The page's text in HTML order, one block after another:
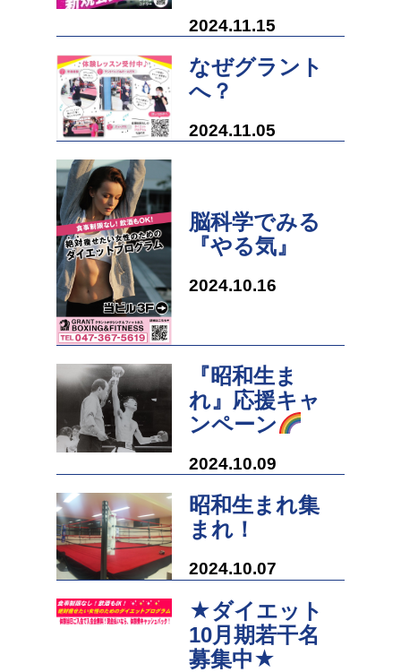
2024.11.15
なぜグラント
へ？
2024.11.05
脳科学でみる
『やる気』
2024.10.16
『昭和生ま
れ』応援キャ
ンペーン
2024.10.09
昭和生まれ集
まれ！
2024.10.07
★ダイエット
10月期若干名
募集中★